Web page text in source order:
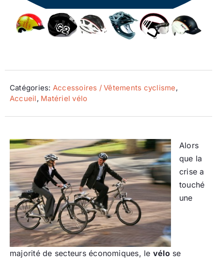
Ecologie
Catégories: Accessoires / Vêtements cyclisme,
Accueil, Matériel vélo
Alors
que la
crise a
touché
une
majorité de secteurs économiques, le vélose